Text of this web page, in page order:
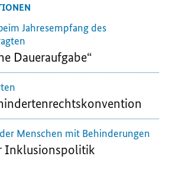
INKLUSION
GRUNDLEGENDES
MENSCHENRECHT
ALS
MENSCHENRECHT
Jahresempfang des
Daueraufgabe“
Menschen mit Behinderungen
Inklusionspolitik